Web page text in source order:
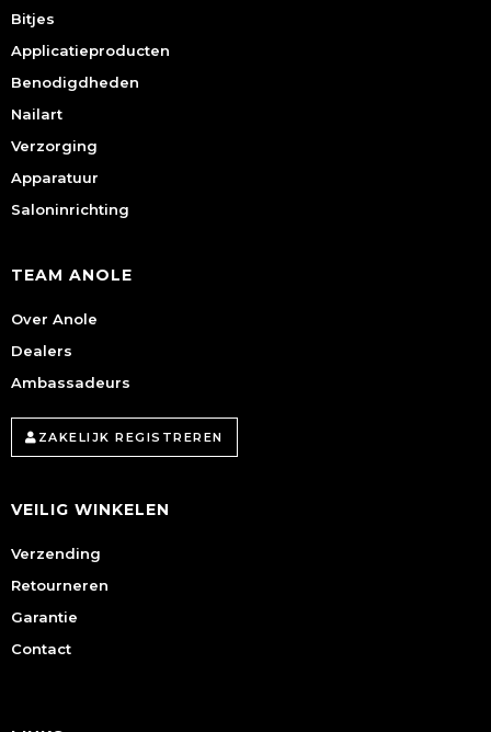
Bitjes
Applicatieproducten
Benodigdheden
Nailart
Verzorging
Apparatuur
Saloninrichting
TEAM ANOLE
Over Anole
Dealers
Ambassadeurs
ZAKELIJK REGISTREREN
VEILIG WINKELEN
Verzending
Retourneren
Garantie
Contact